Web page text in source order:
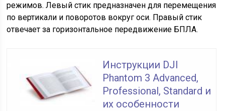
режимов. Левый стик предназначен для перемещения
по вертикали и поворотов вокруг оси. Правый стик
отвечает за горизонтальное передвижение БПЛА.
Инструкции DJI
Phantom 3 Advanced,
Professional, Standard и
их особенности